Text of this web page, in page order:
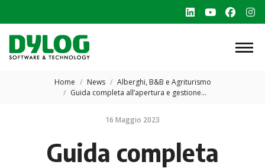
Linkedin
new
YouTube
opensopens
Tu sei qui:Home News
Alberghi, B&B e Agriturismo
Guida completa all’apertura e gestione…
16 Maggio 2023
Guida completa